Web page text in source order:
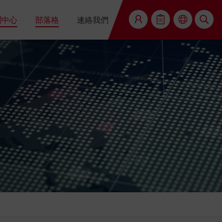
心 部落格 連絡我們 搜尋